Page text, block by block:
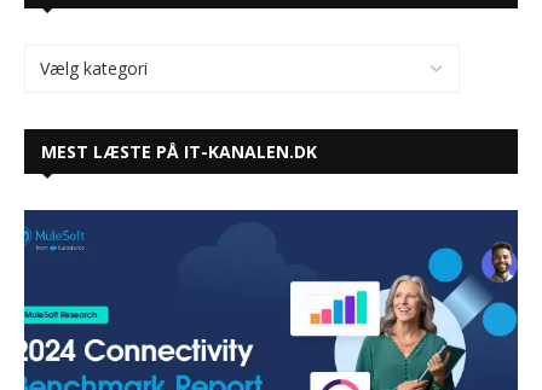
MEST LÆSTE PÅ IT-KANALEN.DK